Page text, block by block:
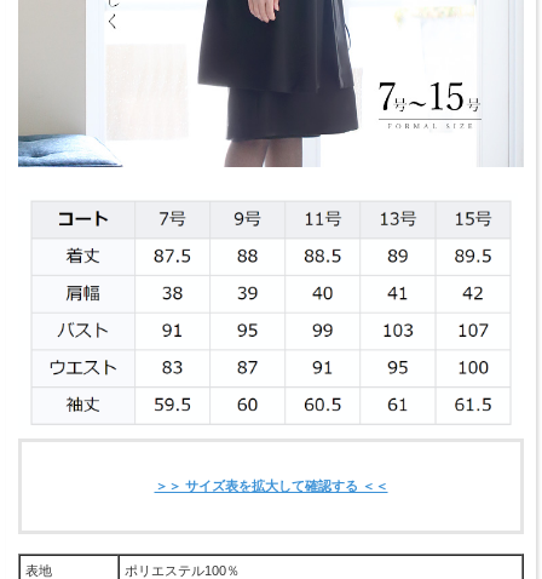
＞＞ サイズ表を拡大して確認する ＜＜
表地 ポリエステル100％